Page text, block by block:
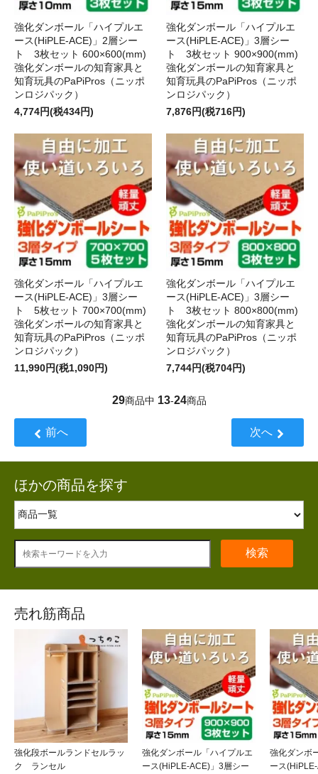
強化ダンボール「ハイプルエ
ース(HiPLE-ACE)」2層シー
ト 3枚セット 600×600(mm)
強化ダンボールの知育家具と
知育玩具のPaPiPros（ニッポ
ンロジパック）
4,774円(税434円)
強化ダンボール「ハイプルエ
ース(HiPLE-ACE)」3層シー
ト 3枚セット 900×900(mm)
強化ダンボールの知育家具と
知育玩具のPaPiPros（ニッポ
ンロジパック）
7,876円(税716円)
強化ダンボール「ハイプルエ
ース(HiPLE-ACE)」3層シー
ト 5枚セット 700×700(mm)
強化ダンボールの知育家具と
知育玩具のPaPiPros（ニッポ
ンロジパック）
11,990円(税1,090円)
強化ダンボール「ハイプルエ
ース(HiPLE-ACE)」3層シー
ト 3枚セット 800×800(mm)
強化ダンボールの知育家具と
知育玩具のPaPiPros（ニッポ
ンロジパック）
7,744円(税704円)
29商品中 13-24商品
前へ 次へ
ほかの商品を探す
検索
売れ筋商品
強化段ボールランドセルラッ
ク ランセル
強化ダンボール「ハイプルエ
ース(HiPLE-ACE)」3層シー
強化ダンボ
ース